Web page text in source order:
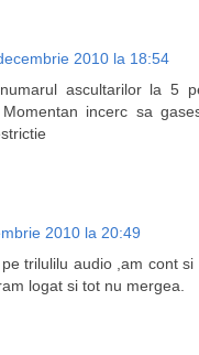
2010 la 18:54
ascultarilor la 5
Momentan incerc sa
2010 la 20:49
trilulilu audio ,am cont
logat si tot nu mergea.